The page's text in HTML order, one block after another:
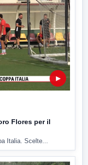
▶
Flores per il
Italia. Scelte...